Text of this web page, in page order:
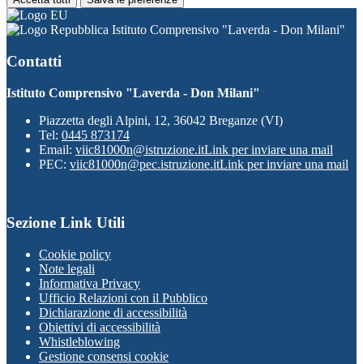
Istituto Comprensivo "Laverda - Don Milani"
Contatti
Istituto Comprensivo "Laverda - Don Milani"
Piazzetta degli Alpini, 12, 36042 Breganze (VI)
Tel: 0445 873174
Email: viic81000n@istruzione.itLink per inviare una mail
PEC: viic81000n@pec.istruzione.itLink per inviare una mail
Sezione Link Utili
Cookie policy
Note legali
Informativa Privacy
Ufficio Relazioni con il Pubblico
Dichiarazione di accessibilità
Obiettivi di accessibilità
Whistleblowing
Gestione consensi cookie